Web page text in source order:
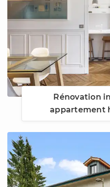
Rénovation
appartement